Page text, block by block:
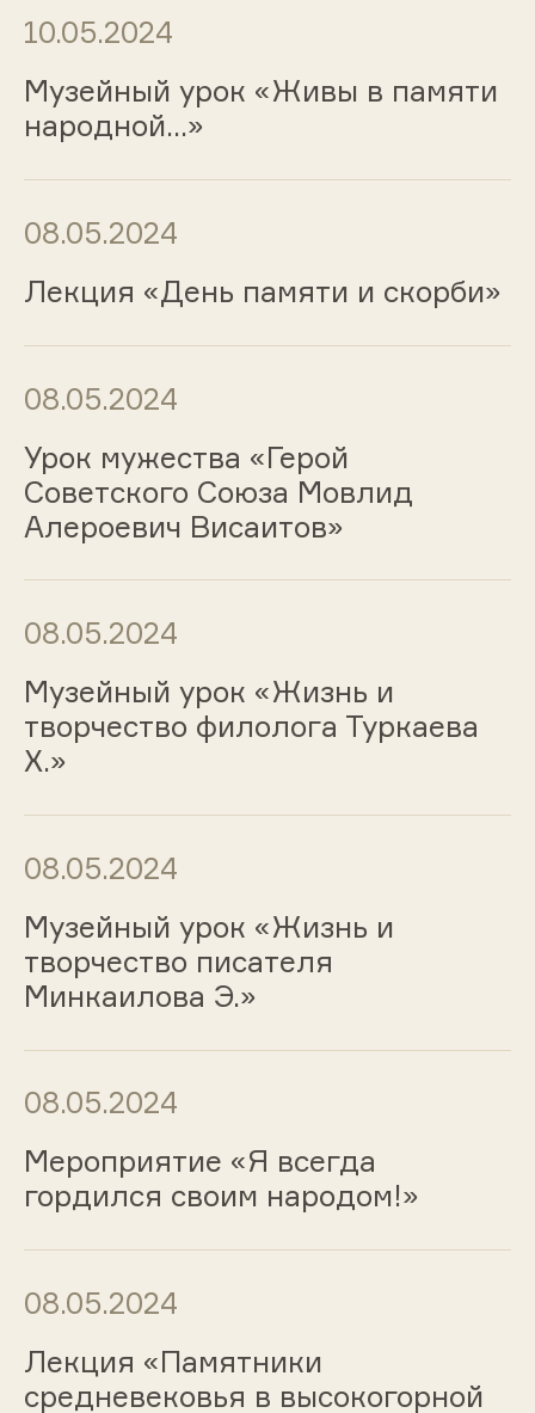
10.05.2024
Музейный урок «Живы в памяти
народной...»
08.05.2024
Лекция «День памяти и скорби»
08.05.2024
Урок мужества «Герой
Советского Союза Мовлид
Алероевич Висаитов»
08.05.2024
Музейный урок «Жизнь и
творчество филолога Туркаева
Х.»
08.05.2024
Музейный урок «Жизнь и
творчество писателя
Минкаилова Э.»
08.05.2024
Мероприятие «Я всегда
гордился своим народом!»
08.05.2024
Лекция «Памятники
средневековья в высокогорной